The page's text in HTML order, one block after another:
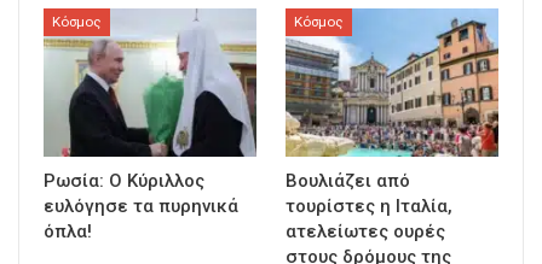
Κόσμος
Ρωσία: Ο Κύριλλος
ευλόγησε τα πυρηνικά
όπλα!
Κόσμος
Βουλιάζει από
τουρίστες η Ιταλία,
ατελείωτες ουρές
στους δρόμους της